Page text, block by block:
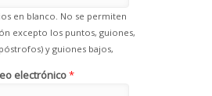
en blanco. No se permiten
excepto los puntos, guiones,
y guiones bajos,
electrónico*